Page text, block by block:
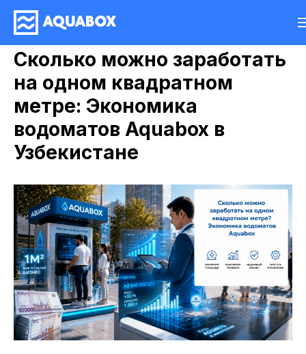
Сколько можно заработать
на одном квадратном
метре: Экономика
водоматов Aquabox в
Узбекистане